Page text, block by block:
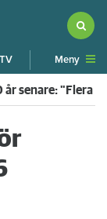
TV Meny
– nu kräver